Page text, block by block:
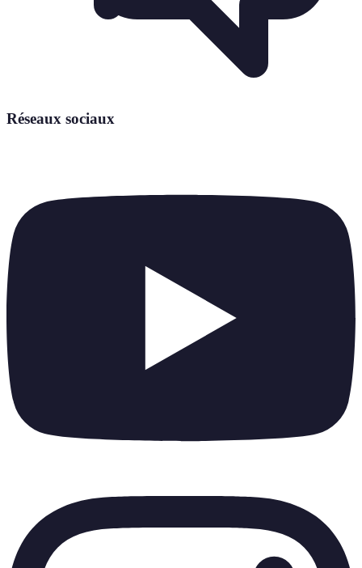
Réseaux sociaux